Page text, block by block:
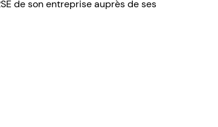
de son entreprise auprès de ses